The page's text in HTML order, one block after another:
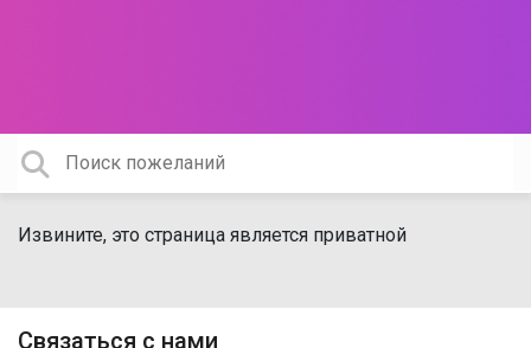
Извините, это страница является приватной
Связаться с нами